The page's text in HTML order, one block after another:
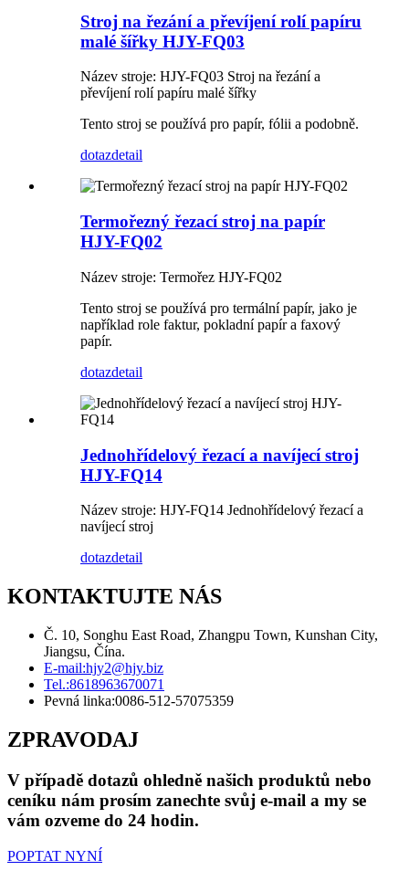
Stroj na řezání a převíjení rolí papíru
malé šířky HJY-FQ03
Název stroje: HJY-FQ03 Stroj na řezání a
převíjení rolí papíru malé šířky
Tento stroj se používá pro papír, fólii a podobně.
dotazdetail
Termořezný řezací stroj na papír
HJY-FQ02
Název stroje: Termořez HJY-FQ02
Tento stroj se používá pro termální papír, jako je
například role faktur, pokladní papír a faxový
papír.
dotazdetail
Jednohřídelový řezací a navíjecí stroj
HJY-FQ14
Název stroje: HJY-FQ14 Jednohřídelový řezací a
navíjecí stroj
dotazdetail
KONTAKTUJTE NÁS
Č. 10, Songhu East Road, Zhangpu Town, Kunshan City,
Jiangsu, Čína.
E-mail:hjy2@hjy.biz
Tel.:8618963670071
Pevná linka:0086-512-57075359
ZPRAVODAJ
V případě dotazů ohledně našich produktů nebo
ceníku nám prosím zanechte svůj e-mail a my se
vám ozveme do 24 hodin.
POPTAT NYNÍ